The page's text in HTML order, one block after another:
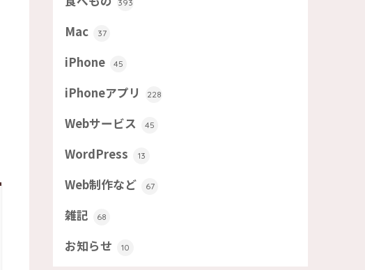
393
Mac 37
iPhone 45
iPhoneアプリ 228
Webサービス 45
WordPress 13
Web制作など 67
雑記 68
お知らせ 10